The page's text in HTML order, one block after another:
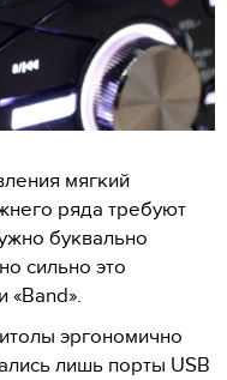
мягкий
ряда требуют
буквально
сильно это
«Band».
эргономично
лишь порты USB